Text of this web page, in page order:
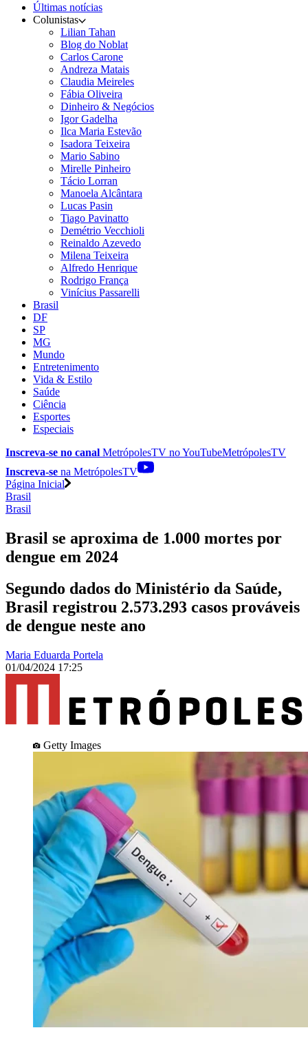
Últimas notícias
Colunistas
Lilian Tahan
Blog do Noblat
Carlos Carone
Andreza Matais
Claudia Meireles
Fábia Oliveira
Dinheiro & Negócios
Igor Gadelha
Ilca Maria Estevão
Isadora Teixeira
Mario Sabino
Mirelle Pinheiro
Tácio Lorran
Manoela Alcântara
Lucas Pasin
Tiago Pavinatto
Demétrio Vecchioli
Reinaldo Azevedo
Milena Teixeira
Alfredo Henrique
Rodrigo França
Vinícius Passarelli
Brasil
DF
SP
MG
Mundo
Entretenimento
Vida & Estilo
Saúde
Ciência
Esportes
Especiais
Inscreva-se no canal MetrópolesTV noYouTubeMetrópolesTV
Inscreva-se na MetrópolesTV
Página Inicial
Brasil
Brasil
Brasil se aproxima de 1.000 mortes por
dengue em 2024
Segundo dados do Ministério da Saúde,
Brasil registrou 2.573.293 casos prováveis
de dengue neste ano
Maria Eduarda Portela
01/04/2024 17:25
Getty Images